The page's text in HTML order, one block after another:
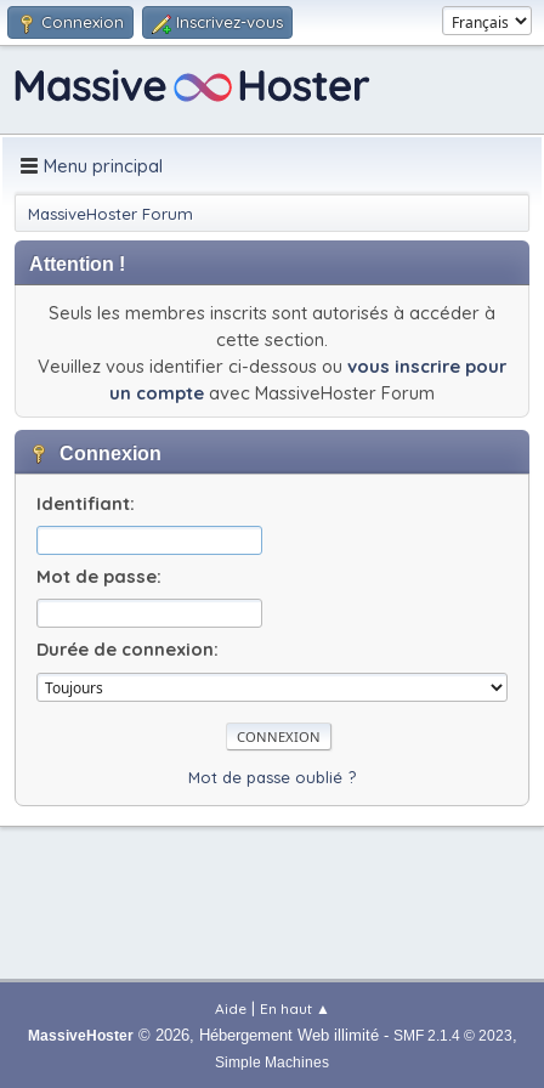
Connexion Inscrivez-vous
Menu principal
MassiveHoster Forum
Attention !
Seuls les membres inscrits sont autorisés à accéder à
cette section.
Veuillez vous identifier ci-dessous ou vous inscrire pour
un compte avec MassiveHoster Forum
Connexion
Identifiant:
Mot de passe:
Durée de connexion:
Mot de passe oublié ?
Aide| En haut ▲
MassiveHoster© 2026, Hébergement Web illimité - SMF 2.1.4 © 2023,
Simple Machines